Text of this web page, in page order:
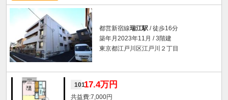
都営新宿線瑞江駅 / 徒歩16分
築年月2023年11月 / 3階建
東京都江戸川区江戸川２丁目
10117.4万円
7,000円